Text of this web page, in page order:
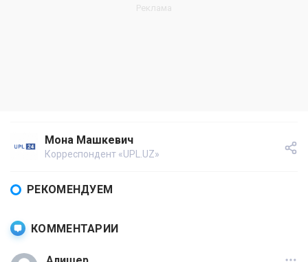
Мона Машкевич
Корреспондент «UPL.UZ»
РЕКОМЕНДУЕМ
КОММЕНТАРИИ